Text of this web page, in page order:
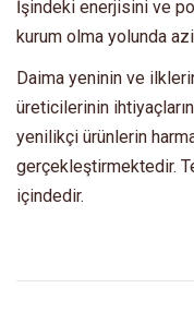
İşindeki enerjisini ve
kurum olma yolunda
Daima yeninin ve
üreticilerinin
yenilikçi ürünlerin
gerçekleştirmektedir.
içindedir.